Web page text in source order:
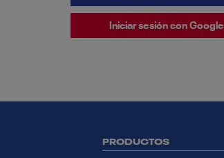
Iniciar sesión con Google
PRODUCTOS